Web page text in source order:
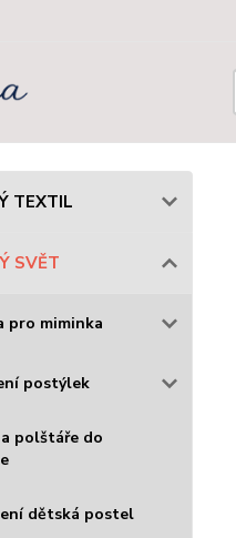
TEXTIL
SVĚT
pro miminka
postýlek
polštáře do
dětská postel